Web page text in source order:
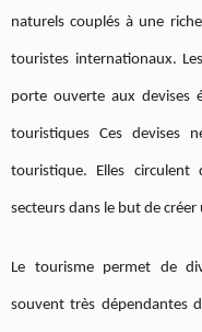
naturels couplés à une
touristes internationaux.
porte ouverte aux devises
touristiques Ces devises
touristique. Elles circulent
secteurs dans le but de
Le tourisme permet de
souvent très dépendantes